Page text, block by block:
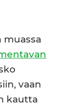
muassa
vaan
kautta